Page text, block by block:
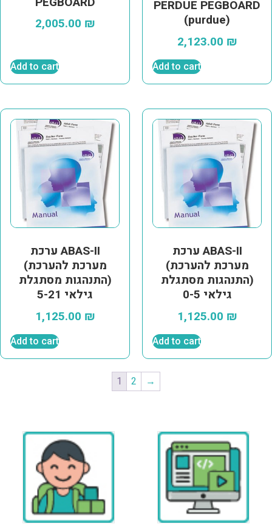
2,005.00 ₪
Add to cart
PERDUE PEGBOARD
(purdue)
2,123.00 ₪
Add to cart
ערכת ABAS-II
(מערכת להערכת
התנהגות מסתגלת)
גילאי 5-21
1,125.00 ₪
Add to cart
ערכת ABAS-II
(מערכת להערכת
התנהגות מסתגלת)
גילאי 0-5
1,125.00 ₪
Add to cart
1 2 →